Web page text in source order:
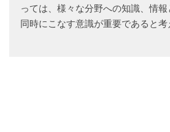
っては、様々な分野への知識、情
同時にこなす意識が重要であると考